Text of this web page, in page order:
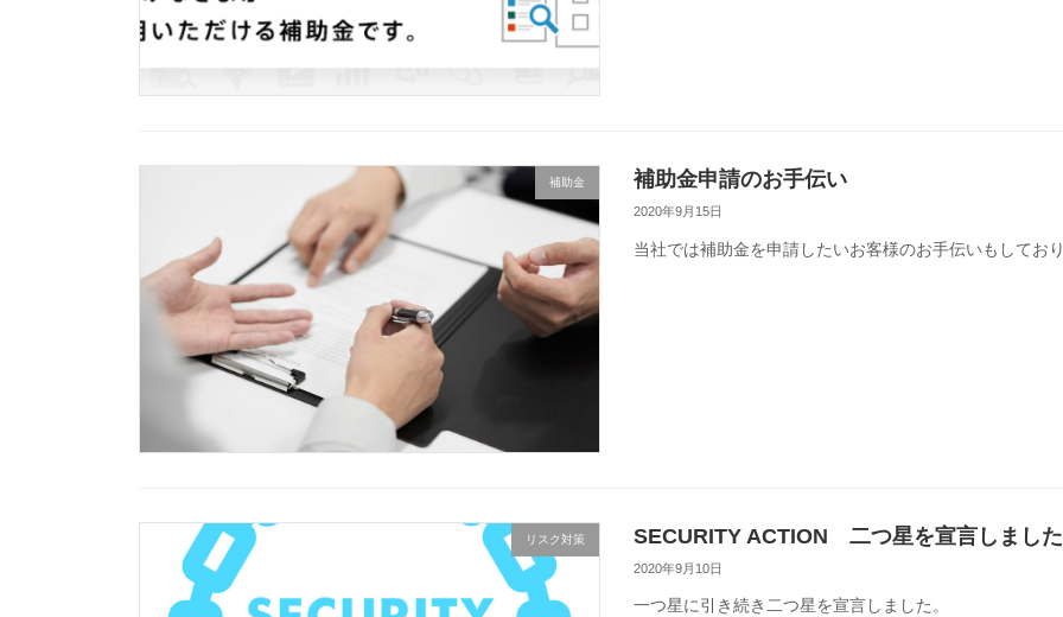
補助金 補助金申請のお手伝い
2020年9月15日
当社では補助金を申請したいお客様のお手伝いもしており
リスク対策 SECURITY ACTION 二つ星を宣言しました
2020年9月10日
一つ星に引き続き二つ星を宣言しました。